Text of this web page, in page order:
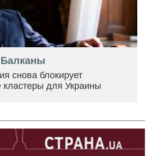
снова блокирует
кластеры для Украины